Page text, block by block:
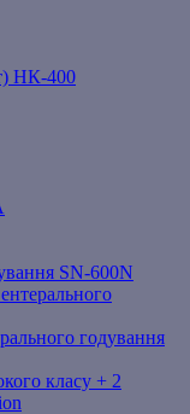
НК-400
SN-600N
годування
класу + 2